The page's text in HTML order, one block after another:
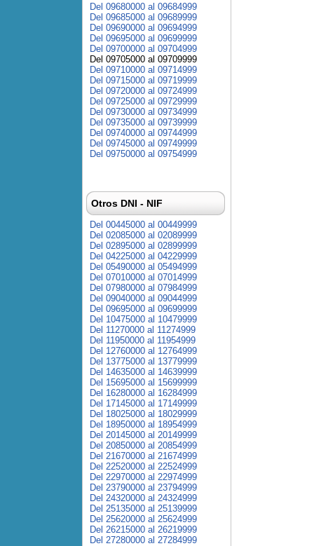
Del 09680000 al 09684999
Del 09685000 al 09689999
Del 09690000 al 09694999
Del 09695000 al 09699999
Del 09700000 al 09704999
Del 09705000 al 09709999
Del 09710000 al 09714999
Del 09715000 al 09719999
Del 09720000 al 09724999
Del 09725000 al 09729999
Del 09730000 al 09734999
Del 09735000 al 09739999
Del 09740000 al 09744999
Del 09745000 al 09749999
Del 09750000 al 09754999
Otros DNI - NIF
Del 00445000 al 00449999
Del 02085000 al 02089999
Del 02895000 al 02899999
Del 04225000 al 04229999
Del 05490000 al 05494999
Del 07010000 al 07014999
Del 07980000 al 07984999
Del 09040000 al 09044999
Del 09695000 al 09699999
Del 10475000 al 10479999
Del 11270000 al 11274999
Del 11950000 al 11954999
Del 12760000 al 12764999
Del 13775000 al 13779999
Del 14635000 al 14639999
Del 15695000 al 15699999
Del 16280000 al 16284999
Del 17145000 al 17149999
Del 18025000 al 18029999
Del 18950000 al 18954999
Del 20145000 al 20149999
Del 20850000 al 20854999
Del 21670000 al 21674999
Del 22520000 al 22524999
Del 22970000 al 22974999
Del 23790000 al 23794999
Del 24320000 al 24324999
Del 25135000 al 25139999
Del 25620000 al 25624999
Del 26215000 al 26219999
Del 27280000 al 27284999